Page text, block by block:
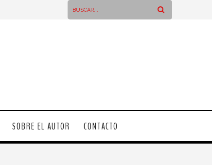
SOBRE EL AUTOR CONTACTO